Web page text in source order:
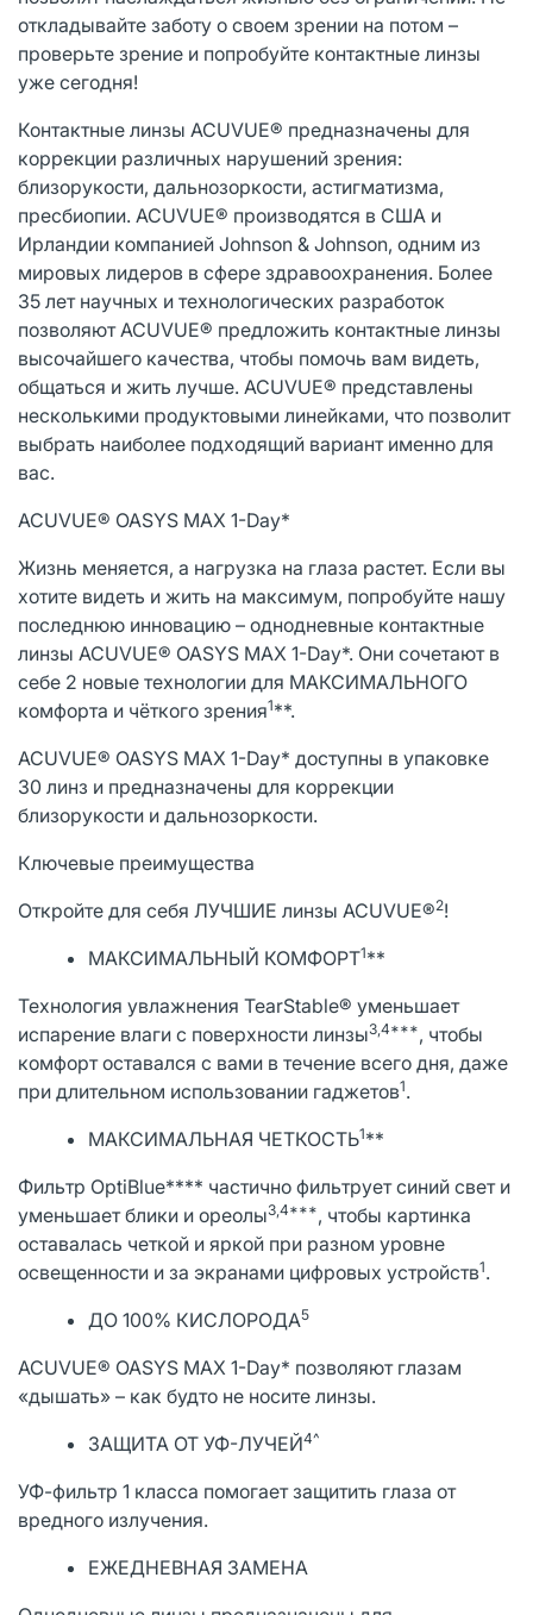
откладывайте заботу о своем зрении на потом –
проверьте зрение и попробуйте контактные линзы
уже сегодня!
Контактные линзы ACUVUE® предназначены для
коррекции различных нарушений зрения:
близорукости, дальнозоркости, астигматизма,
пресбиопии. ACUVUE® производятся в США и
Ирландии компанией Johnson & Johnson, одним из
мировых лидеров в сфере здравоохранения. Более
35 лет научных и технологических разработок
позволяют ACUVUE® предложить контактные линзы
высочайшего качества, чтобы помочь вам видеть,
общаться и жить лучше. ACUVUE® представлены
несколькими продуктовыми линейками, что позволит
выбрать наиболее подходящий вариант именно для
вас.
ACUVUE® OASYS MAX 1-Day*
Жизнь меняется, а нагрузка на глаза растет. Если вы
хотите видеть и жить на максимум, попробуйте нашу
последнюю инновацию – однодневные контактные
линзы ACUVUE® OASYS MAX 1-Day*. Они сочетают в
себе 2 новые технологии для МАКСИМАЛЬНОГО
комфорта и чёткого зрения1**.
ACUVUE® OASYS MAX 1-Day* доступны в упаковке
30 линз и предназначены для коррекции
близорукости и дальнозоркости.
Ключевые преимущества
Откройте для себя ЛУЧШИЕ линзы ACUVUE®2!
МАКСИМАЛЬНЫЙ КОМФОРТ1**
Технология увлажнения TearStable® уменьшает
испарение влаги с поверхности линзы3,4***, чтобы
комфорт оставался с вами в течение всего дня, даже
при длительном использовании гаджетов1.
МАКСИМАЛЬНАЯ ЧЕТКОСТЬ1**
Фильтр OptiBlue**** частично фильтрует синий свет и
уменьшает блики и ореолы3,4***, чтобы картинка
оставалась чeткой и яркой при разном уровне
освещенности и за экранами цифровых устройств1.
ДО 100% КИСЛОРОДА5
ACUVUE® OASYS MAX 1-Day* позволяют глазам
«дышать» – как будто не носите линзы.
ЗАЩИТА ОТ УФ-ЛУЧЕЙ4^
УФ-фильтр 1 класса помогает защитить глаза от
вредного излучения.
ЕЖЕДНЕВНАЯ ЗАМЕНА